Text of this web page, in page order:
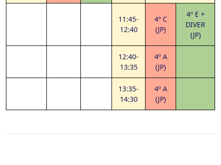
11:45-
12:40
4º C
(JP)
4º E +
DIVER
(JP)
12:40-
13:35
4º A
(JP)
13:35-
14:30
4º A
(JP)